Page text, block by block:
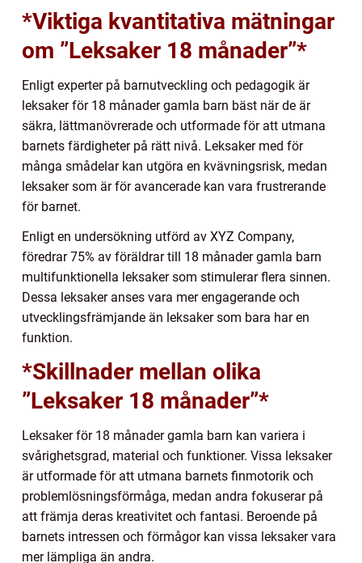
*Viktiga kvantitativa mätningar
om ”Leksaker 18 månader”*
Enligt experter på barnutveckling och pedagogik är
leksaker för 18 månader gamla barn bäst när de är
säkra, lättmanövrerade och utformade för att utmana
barnets färdigheter på rätt nivå. Leksaker med för
många smådelar kan utgöra en kvävningsrisk, medan
leksaker som är för avancerade kan vara frustrerande
för barnet.
Enligt en undersökning utförd av XYZ Company,
föredrar 75% av föräldrar till 18 månader gamla barn
multifunktionella leksaker som stimulerar flera sinnen.
Dessa leksaker anses vara mer engagerande och
utvecklingsfrämjande än leksaker som bara har en
funktion.
*Skillnader mellan olika
”Leksaker 18 månader”*
Leksaker för 18 månader gamla barn kan variera i
svårighetsgrad, material och funktioner. Vissa leksaker
är utformade för att utmana barnets finmotorik och
problemlösningsförmåga, medan andra fokuserar på
att främja deras kreativitet och fantasi. Beroende på
barnets intressen och förmågor kan vissa leksaker vara
mer lämpliga än andra.